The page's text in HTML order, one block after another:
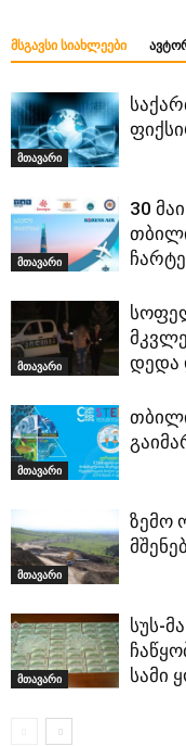
ᲛᲡᲒᲐᲕᲡᲘ ᲡᲘᲐᲮᲚᲔᲔᲑᲘ
მთავარი
მთავარი
30
მთავარი
დედა
მთავარი
მთავარი
ზემო
მთავარი
სუს-
სამი